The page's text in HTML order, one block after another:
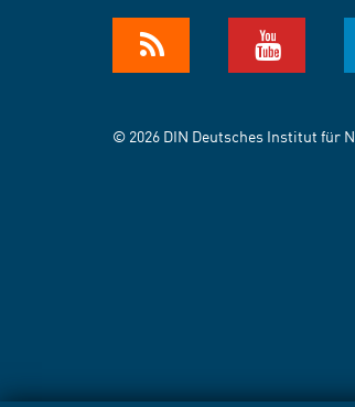
© 2026 DIN Deutsches Institut für